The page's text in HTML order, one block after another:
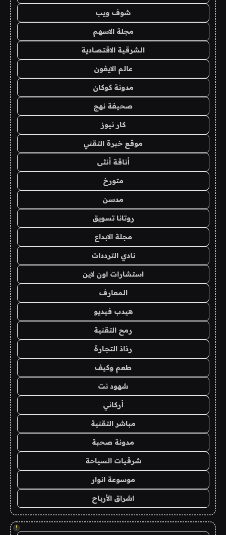
شوف ويب
مجلة الاسهم
الشرقية الاقتصادية
عالم الايفون
مدونة كوكان
صحيفة نهج
كار نيوز
موقع خبرة التقني
أناقة أنثى
متورخ
مدسن
روتانا تسويق
مجلة الابداع
نادي الترددات
استشارات اون لاين
المعارف
هيدب فيديو
رمح التقنية
رذاذ التجارة
طعم وكيف
شهود نت
أركاني
مباشر التقنية
مدونة صحبة
شرقيات السياحة
موسوعة انوار
اشراق الأرباح
!